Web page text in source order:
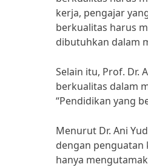
kerja, pengajar
berkualitas harus
dibutuhkan dalam
Selain itu, Prof. Dr.
berkualitas dalam
“Pendidikan yang
Menurut Dr. Ani
dengan penguatan
hanya